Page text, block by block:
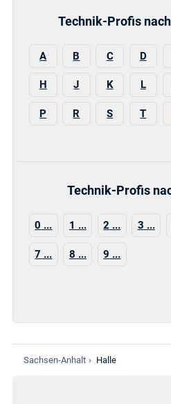
Technik-Profis
A B C D
H J K L
P R S T
Technik-Profis
0 1 2 3
7 8 9
Sachsen-Anhalt › Halle